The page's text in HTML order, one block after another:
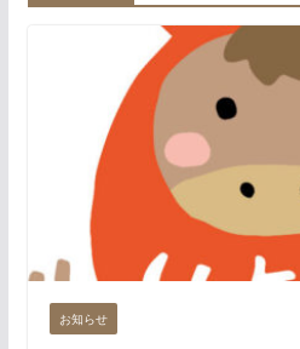
お知らせ